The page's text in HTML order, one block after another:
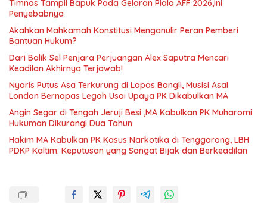
Timnas Tampil Bapuk Pada Gelaran Piala AFF 2026,Ini
Penyebabnya
Akahkan Mahkamah Konstitusi Menganulir Peran Pemberi
Bantuan Hukum?
Dari Balik Sel Penjara Perjuangan Alex Saputra Mencari
Keadilan Akhirnya Terjawab!
Nyaris Putus Asa Terkurung di Lapas Bangli, Musisi Asal
London Bernapas Legah Usai Upaya PK Dikabulkan MA
Angin Segar di Tengah Jeruji Besi ,MA Kabulkan PK Muharomi
Hukuman Dikurangi Dua Tahun
Hakim MA Kabulkan PK Kasus Narkotika di Tenggarong, LBH
PDKP Kaltim: Keputusan yang Sangat Bijak dan Berkeadilan